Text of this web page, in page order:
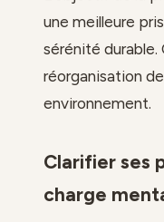
une meilleure
sérénité durable.
réorganisation
environnement.
Clarifier ses
charge